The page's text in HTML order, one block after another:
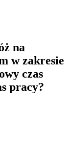
na
w zakresie
czas
pracy?